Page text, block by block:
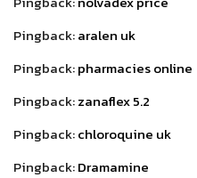
Pingback:aralen uk
Pingback:pharmacies online
Pingback:zanaflex 5.2
Pingback:chloroquine uk
Pingback:Dramamine